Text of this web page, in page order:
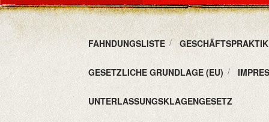
FAHNDUNGSLISTE
GESETZLICHE GRUNDLAGE (EU)
UNTERLASSUNGSKLAGENGESETZ